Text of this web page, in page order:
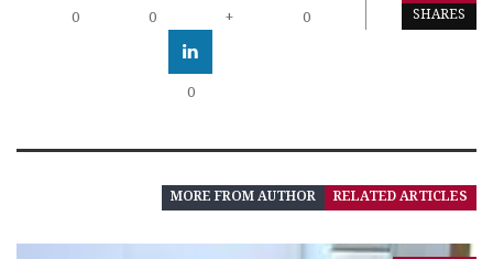
SHARES
0
+
0
0
0
RELATED ARTICLES
MORE FROM AUTHOR